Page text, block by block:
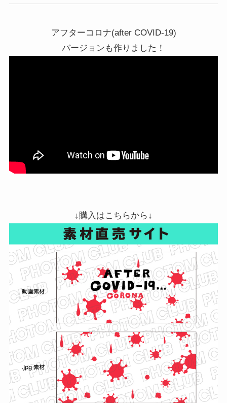
アフターコロナ(after COVID-19)
バージョンも作りました！
↓購入はこちらから↓